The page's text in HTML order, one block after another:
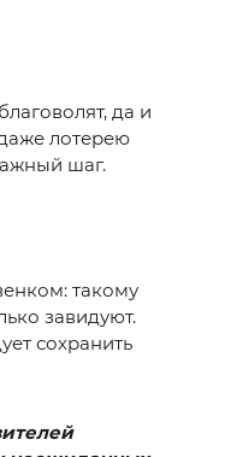
да и
лотерею
шаг.
такому
завидуют.
сохранить